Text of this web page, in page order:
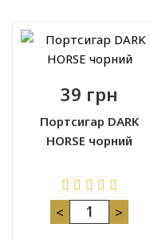
39 грн
Портсигар DARK
HORSE чорний
< >